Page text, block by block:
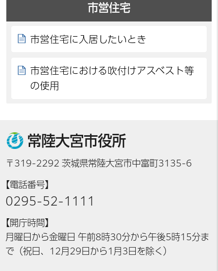
市営住宅
市営住宅に入居したいとき
市営住宅における吹付けアスベスト等
の使用
常陸大宮市役所
〒319-2292 茨城県常陸大宮市中富町3135-6
【電話番号】
0295-52-1111
【開庁時間】
月曜日から金曜日 午前8時30分から午後5時15分ま
で（祝日、12月29日から1月3日を除く）